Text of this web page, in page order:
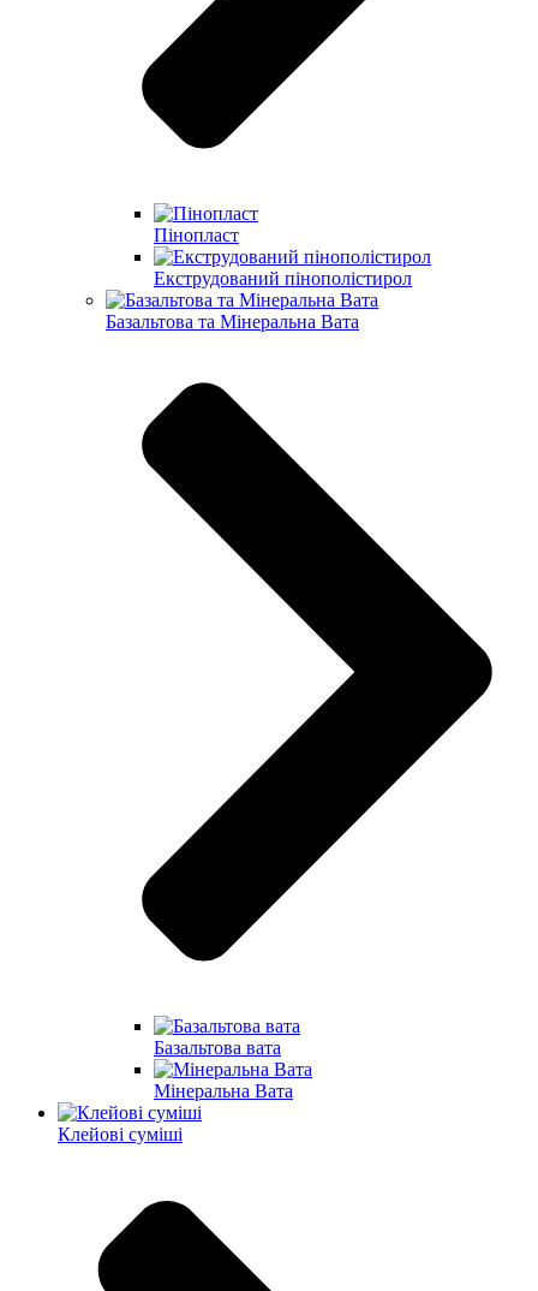
Пінопласт
Екструдований пінополістирол
Базальтова та Мінеральна Вата
Базальтова вата
Мінеральна Вата
Клейові суміші